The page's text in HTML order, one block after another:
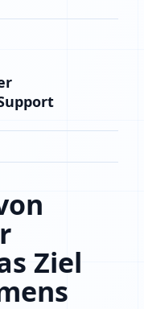
Ziel